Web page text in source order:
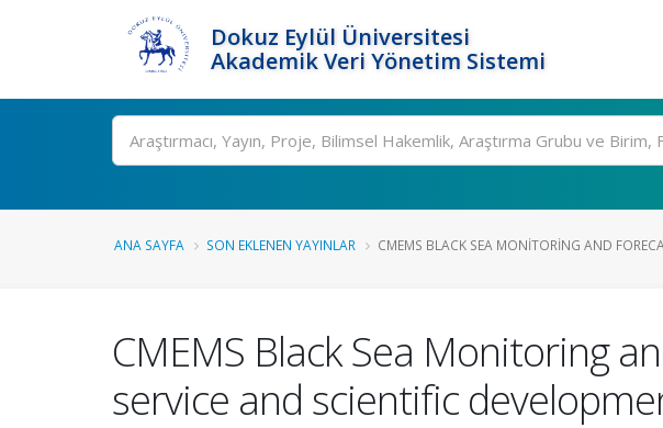
Dokuz Eylül Üniversitesi
Akademik Veri Yönetim Sistemi
Ara
ANA SAYFA SON EKLENEN YAYINLAR CMEMS BLACK SEA MONITORING AND
CMEMS Black Sea Monitoring
service and scientific